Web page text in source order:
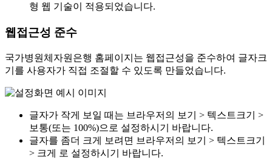
형 웹 기술이 적용되었습니다.
웹접근성 준수
국가병원체자원은행 홈페이지는 웹접근성을 준수하여 글자크
기를 사용자가 직접 조절할 수 있도록 만들었습니다.
글자가 작게 보일 때는 브라우저의 보기 > 텍스트크기 >
보통(또는 100%)으로 설정하시기 바랍니다.
글자를 좀더 크게 보려면 브라우저의 보기 > 텍스트크기
> 크게 로 설정하시기 바랍니다.